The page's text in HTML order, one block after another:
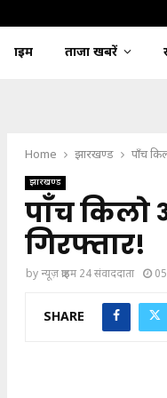
क्राइम ताजा खबरें
Home झारखण्ड पाँच
झारखण्ड
पाँच किलो
गिरफ्तार!
byन्यूज़ क्राइम 24 संवाददाता
SHARE